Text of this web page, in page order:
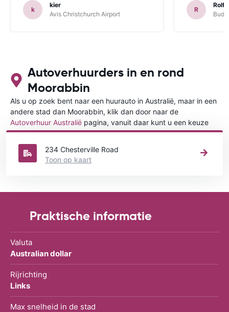
k
kier
Avis Christchurch Airport
R
Rolf
Autoverhuurders in en rond
Moorabbin
Als u op zoek bent naar een huurauto in Australië, maar in een
andere stad dan Moorabbin, klik dan door naar de
Autoverhuur Australië pagina, vanuit daar kunt u een keuze
maken in welke stad in Australië u een auto huren wilt.
234 Chesterville Road
Toon op kaart
Praktische informatie
Valuta
Australian dollar
Rijrichting
Links
Max snelheid in de stad